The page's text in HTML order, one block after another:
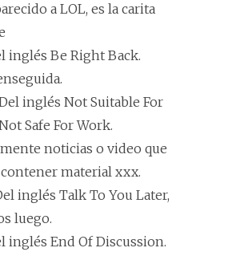
a LOL, es la carita
inglés Be Right Back.
inglés Not Suitable For
Safe For Work.
noticias o video que
material xxx.
inglés Talk To You Later,
luego.
inglés End Of Discussion.